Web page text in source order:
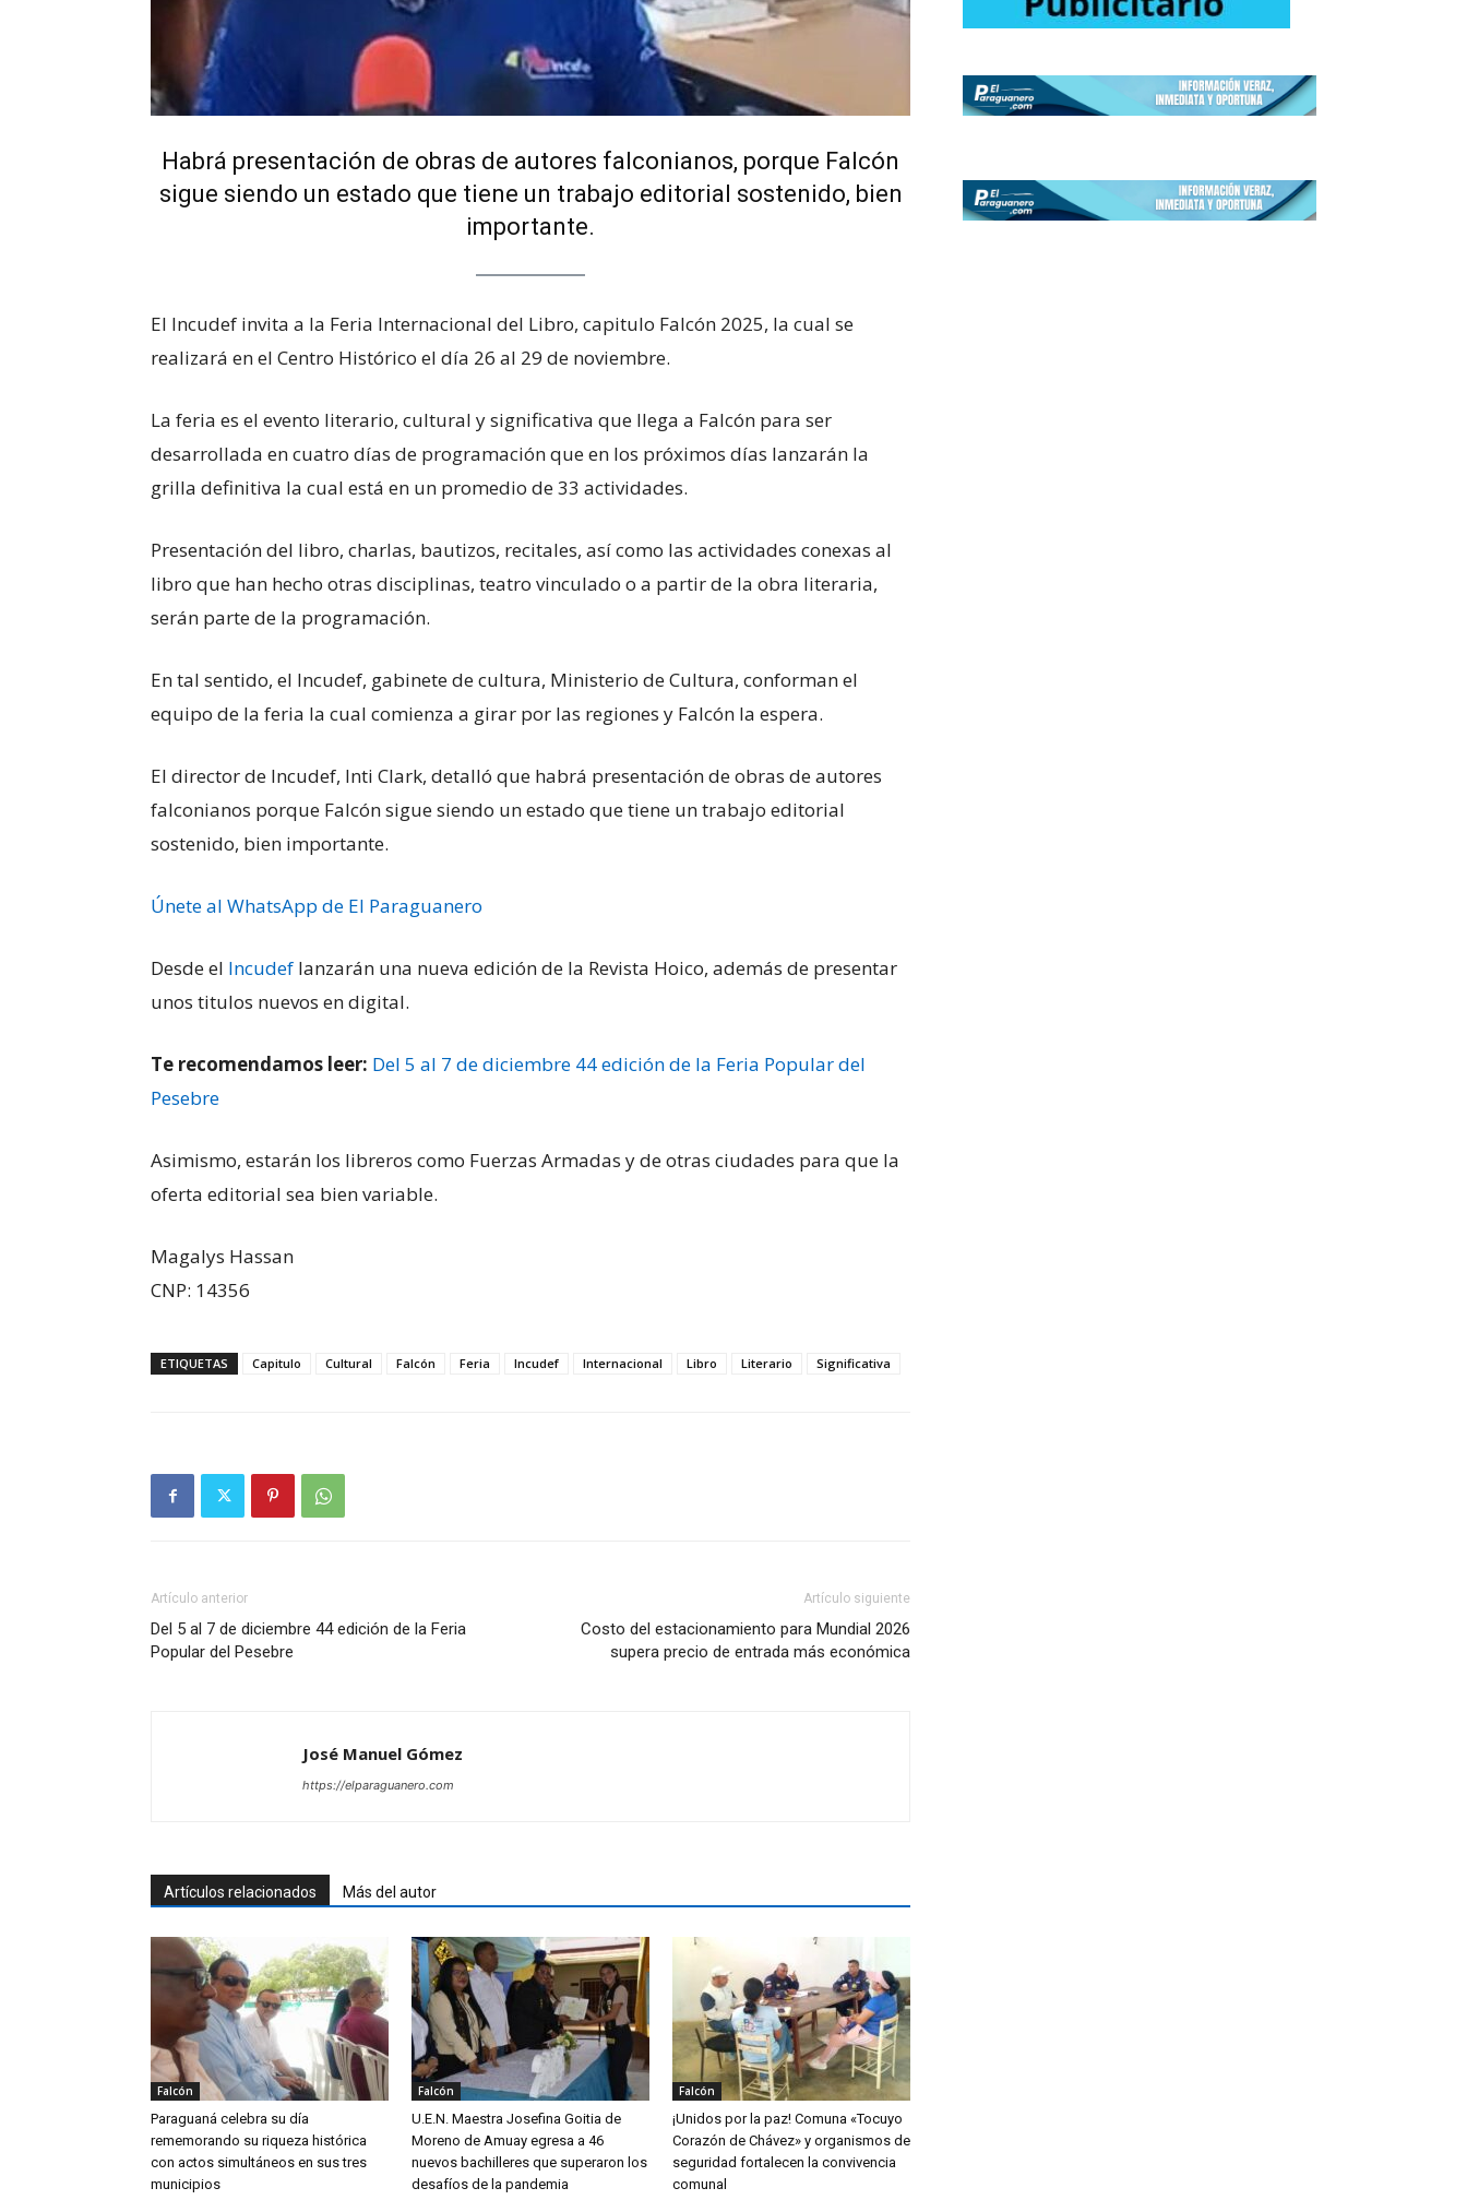
Habrá presentación de obras de autores falconianos, porque Falcón
sigue siendo un estado que tiene un trabajo editorial sostenido, bien
importante.
El Incudef invita a la Feria Internacional del Libro, capitulo Falcón 2025, la cual se
realizará en el Centro Histórico el día 26 al 29 de noviembre.
La feria es el evento literario, cultural y significativa que llega a Falcón para ser
desarrollada en cuatro días de programación que en los próximos días lanzarán la
grilla definitiva la cual está en un promedio de 33 actividades.
Presentación del libro, charlas, bautizos, recitales, así como las actividades conexas al
libro que han hecho otras disciplinas, teatro vinculado o a partir de la obra literaria,
serán parte de la programación.
En tal sentido, el Incudef, gabinete de cultura, Ministerio de Cultura, conforman el
equipo de la feria la cual comienza a girar por las regiones y Falcón la espera.
El director de Incudef, Inti Clark, detalló que habrá presentación de obras de autores
falconianos porque Falcón sigue siendo un estado que tiene un trabajo editorial
sostenido, bien importante.
Únete al WhatsApp de El Paraguanero
Desde el Incudef lanzarán una nueva edición de la Revista Hoico, además de presentar
unos titulos nuevos en digital.
Te recomendamos leer: Del 5 al 7 de diciembre 44 edición de la Feria Popular del
Pesebre
Asimismo, estarán los libreros como Fuerzas Armadas y de otras ciudades para que la
oferta editorial sea bien variable.
Magalys Hassan
CNP: 14356
ETIQUETAS Capitulo Cultural Falcón Feria Incudef Internacional Libro Literario Significativa
Artículo anterior
Del 5 al 7 de diciembre 44 edición de la Feria
Popular del Pesebre
Artículo siguiente
Costo del estacionamiento para Mundial 2026
supera precio de entrada más económica
José Manuel Gómez
https://elparaguanero.com
Artículos relacionados Más del autor
Falcón
Paraguaná celebra su día
rememorando su riqueza histórica
con actos simultáneos en sus tres
municipios
Falcón
U.E.N. Maestra Josefina Goitia de
Moreno de Amuay egresa a 46
nuevos bachilleres que superaron los
desafíos de la pandemia
Falcón
¡Unidos por la paz! Comuna «Tocuyo
Corazón de Chávez» y organismos de
seguridad fortalecen la convivencia
comunal